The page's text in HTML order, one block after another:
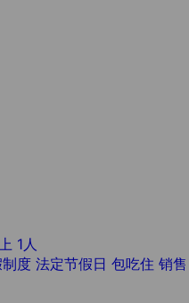
1人
度 法定节假日 包吃住 销售